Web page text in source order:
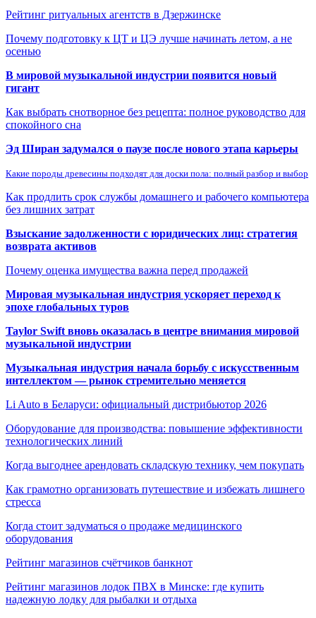
Рейтинг ритуальных агентств в Дзержинске
Почему подготовку к ЦТ и ЦЭ лучше начинать летом, а не
осенью
В мировой музыкальной индустрии появится новый
гигант
Как выбрать снотворное без рецепта: полное руководство для
спокойного сна
Эд Ширан задумался о паузе после нового этапа карьеры
Какие породы древесины подходят для доски пола: полный разбор и выбор
Как продлить срок службы домашнего и рабочего компьютера
без лишних затрат
Взыскание задолженности с юридических лиц: стратегия
возврата активов
Почему оценка имущества важна перед продажей
Мировая музыкальная индустрия ускоряет переход к
эпохе глобальных туров
Taylor Swift вновь оказалась в центре внимания мировой
музыкальной индустрии
Музыкальная индустрия начала борьбу с искусственным
интеллектом — рынок стремительно меняется
Li Auto в Беларуси: официальный дистрибьютор 2026
Оборудование для производства: повышение эффективности
технологических линий
Когда выгоднее арендовать складскую технику, чем покупать
Как грамотно организовать путешествие и избежать лишнего
стресса
Когда стоит задуматься о продаже медицинского
оборудования
Рейтинг магазинов счётчиков банкнот
Рейтинг магазинов лодок ПВХ в Минске: где купить
надежную лодку для рыбалки и отдыха